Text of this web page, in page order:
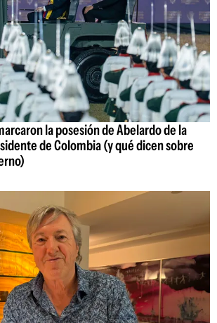
la posesión de Abelardo de la
de Colombia (y qué dicen sobre